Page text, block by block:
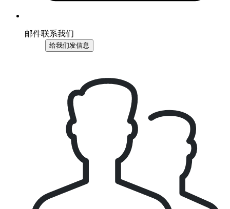
邮件联系我们
给我们发信息